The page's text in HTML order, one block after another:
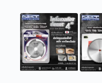
฿2,160
through
฿4,705